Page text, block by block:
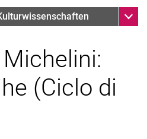
(öffnet externen Link in einem
(Ciclo di